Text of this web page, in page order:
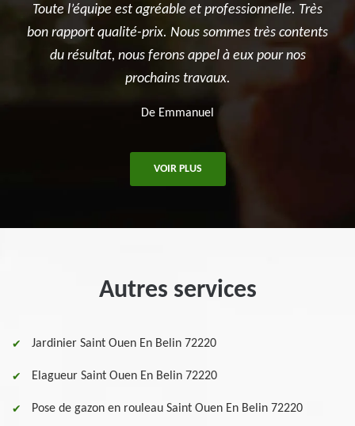
Très
très contents
à eux pour nos
professionnelle.
VOIR PLUS
Autres services
Jardinier Saint Ouen En Belin 72220
Elagueur Saint Ouen En Belin 72220
Pose de gazon en rouleau Saint Ouen En Belin 72220